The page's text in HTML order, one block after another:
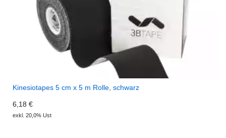
Kinesiotapes 5 cm x 5 m Rolle, schwarz
6,18 €
exkl. 20,0% Ust